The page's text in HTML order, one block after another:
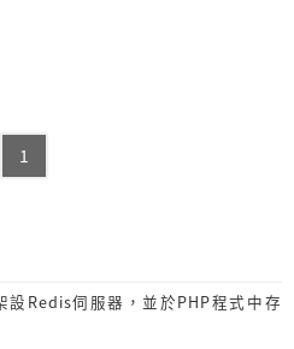
1
Redis伺服器，並於PHP程式中存